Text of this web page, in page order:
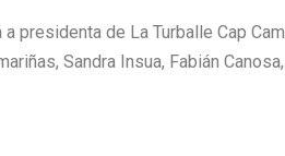
presidenta de La Turballe Cap
Sandra Insua, Fabián